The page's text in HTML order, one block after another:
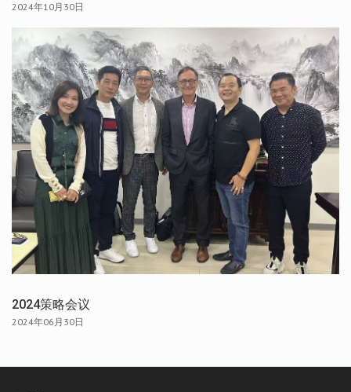
2024年10月30日
2024策略会议
2024年06月30日